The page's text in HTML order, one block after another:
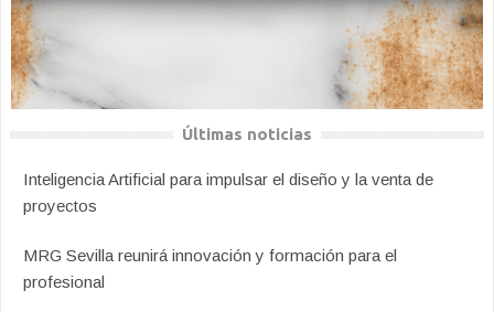
Últimas noticias
Inteligencia Artificial para impulsar el diseño y la venta de
proyectos
MRG Sevilla reunirá innovación y formación para el
profesional